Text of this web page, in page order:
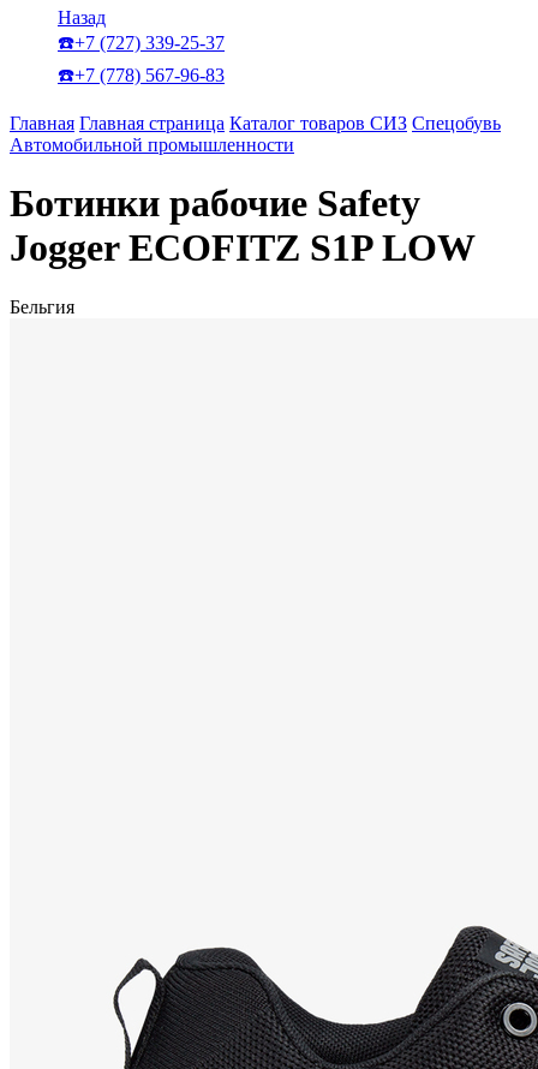
Назад
☎️+7 (727) 339-25-37
☎️+7 (778) 567-96-83
Главная Главная страница Каталог товаров СИЗ Спецобувь
Автомобильной промышленности
Ботинки рабочие Safety
Jogger ECOFITZ S1P LOW
Бельгия